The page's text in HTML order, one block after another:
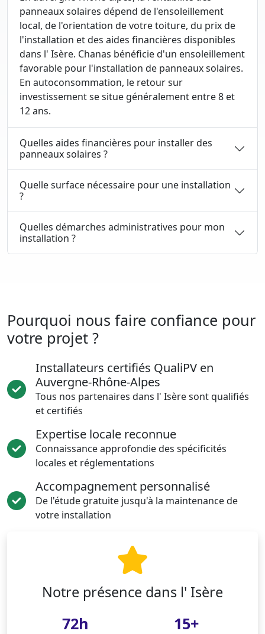
panneaux solaires dépend de l'ensoleillement
local, de l'orientation de votre toiture, du prix de
l'installation et des aides financières disponibles
dans l' Isère. Chanas bénéficie d'un ensoleillement
favorable pour l'installation de panneaux solaires.
En autoconsommation, le retour sur
investissement se situe généralement entre 8 et
12 ans.
Quelles aides financières pour installer des
panneaux solaires ?
Quelle surface nécessaire pour une installation
?
Quelles démarches administratives pour mon
installation ?
Pourquoi nous faire confiance pour
votre projet ?
Installateurs certifiés QualiPV en
Auvergne-Rhône-Alpes
Tous nos partenaires dans l' Isère sont qualifiés
et certifiés
Expertise locale reconnue
Connaissance approfondie des spécificités
locales et réglementations
Accompagnement personnalisé
De l'étude gratuite jusqu'à la maintenance de
votre installation
Notre présence dans l' Isère
72h 15+